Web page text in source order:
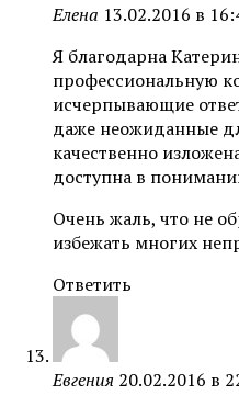
Елена 13.02.2016 в
Я благодарна
профессиональную
исчерпывающие
даже неожиданные
качественно
доступна в
Очень жаль, что не
избежать многих
Ответить
Евгения 20.02.2016 в